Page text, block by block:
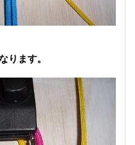
ます。